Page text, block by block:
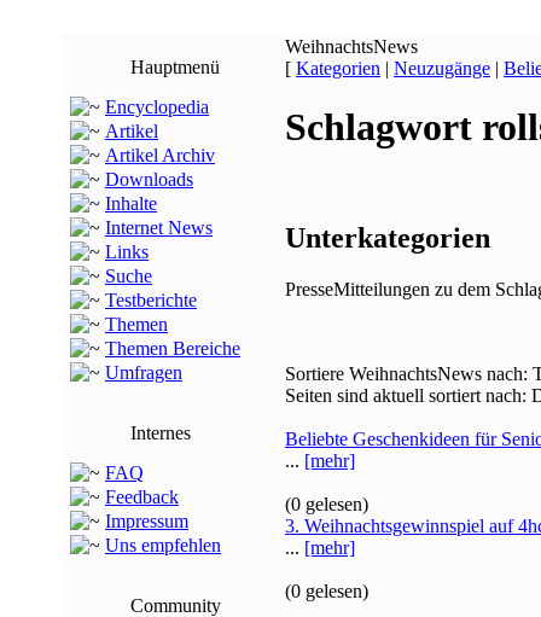
Hauptmenü
Encyclopedia
Artikel
Artikel Archiv
Downloads
Inhalte
Internet News
Links
Suche
Testberichte
Themen
Themen Bereiche
Umfragen
Internes
FAQ
Feedback
Impressum
Uns empfehlen
Community
WeihnachtsNews
[ Kategorien | Neuzugänge |
Schlagwort
Unterkategorien
PresseMitteilungen zu dem
Sortiere WeihnachtsNews nach:
Seiten sind aktuell sortiert nach:
Beliebte Geschenkideen für
... [mehr]
(0 gelesen)
3. Weihnachtsgewinnspiel auf
... [mehr]
(0 gelesen)